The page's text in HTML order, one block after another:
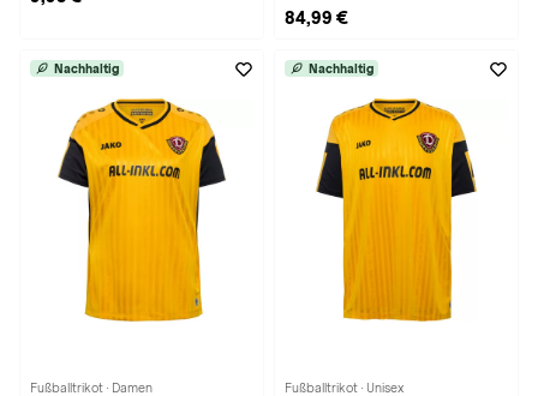
84,99 €
Nachhaltig
Fußballtrikot · Damen
Nachhaltig
Fußballtrikot · Unisex